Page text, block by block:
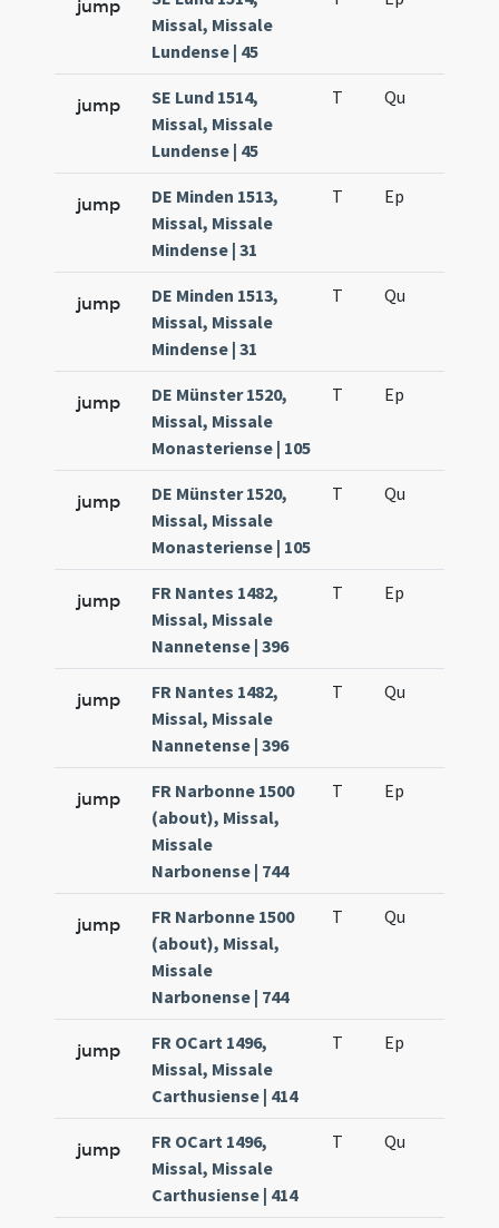
jump
Missal, Missale
Lundense | 45
jump
SE Lund 1514,
Missal, Missale
Lundense | 45
T Qu
jump
DE Minden 1513,
Missal, Missale
Mindense | 31
T Ep
jump
DE Minden 1513,
Missal, Missale
Mindense | 31
T Qu
jump
DE Münster 1520,
Missal, Missale
Monasteriense | 105
T Ep
jump
DE Münster 1520,
Missal, Missale
Monasteriense | 105
T Qu
jump
FR Nantes 1482,
Missal, Missale
Nannetense | 396
T Ep
jump
FR Nantes 1482,
Missal, Missale
Nannetense | 396
T Qu
jump
FR Narbonne 1500
(about), Missal,
Missale
Narbonense | 744
T Ep
jump
FR Narbonne 1500
(about), Missal,
Missale
Narbonense | 744
T Qu
jump
FR OCart 1496,
Missal, Missale
Carthusiense | 414
T Ep
jump
FR OCart 1496,
Missal, Missale
Carthusiense | 414
T Qu